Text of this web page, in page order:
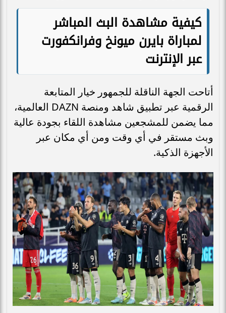
كيفية مشاهدة البث المباشر
لمباراة بايرن ميونخ وفرانكفورت
عبر الإنترنت
أتاحت الجهة الناقلة للجمهور خيار المتابعة
الرقمية عبر تطبيق شاهد ومنصة DAZN العالمية،
مما يضمن للمشجعين مشاهدة اللقاء بجودة عالية
وبث مستقر في أي وقت ومن أي مكان عبر
الأجهزة الذكية.